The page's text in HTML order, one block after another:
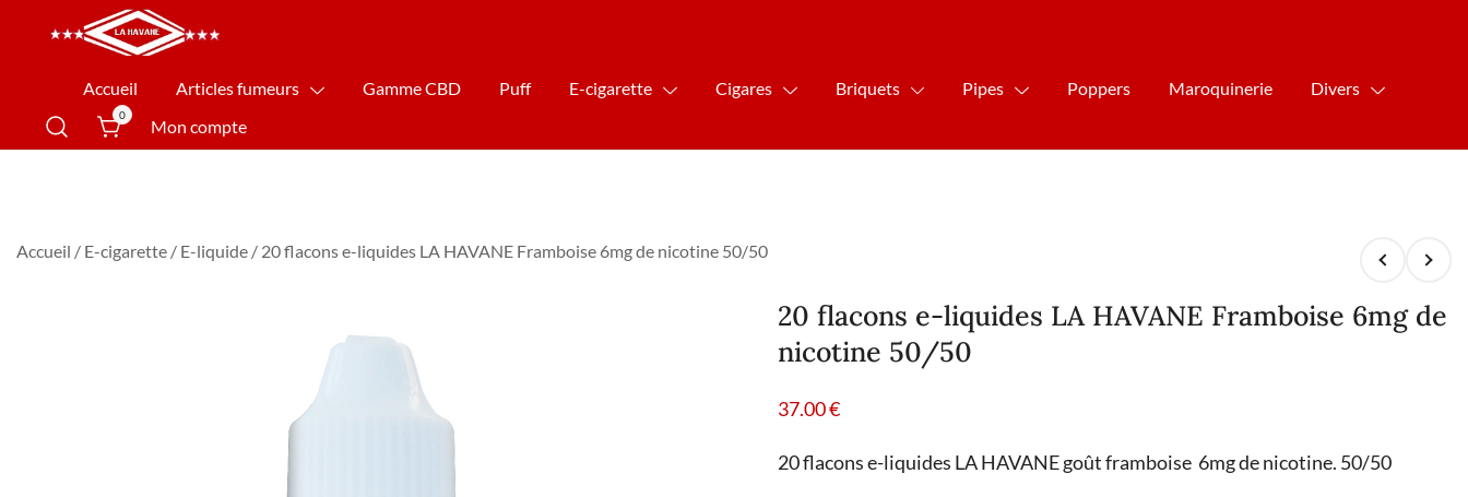
La Havane Nîmes
Accueil Articles fumeurs Gamme CBD Puff E-cigarette Cigares Briquets Pipes Poppers Maroquinerie Divers
0
Mon compte
Accueil / E-cigarette / E-liquide / 20 flacons e-liquides LA HAVANE Framboise 6mg de nicotine 50/50
20 flacons e-liquides LA HAVANE Framboise 6mg de
nicotine 50/50
37.00€
20 flacons e-liquides LA HAVANE goût framboise 6mg de nicotine. 50/50